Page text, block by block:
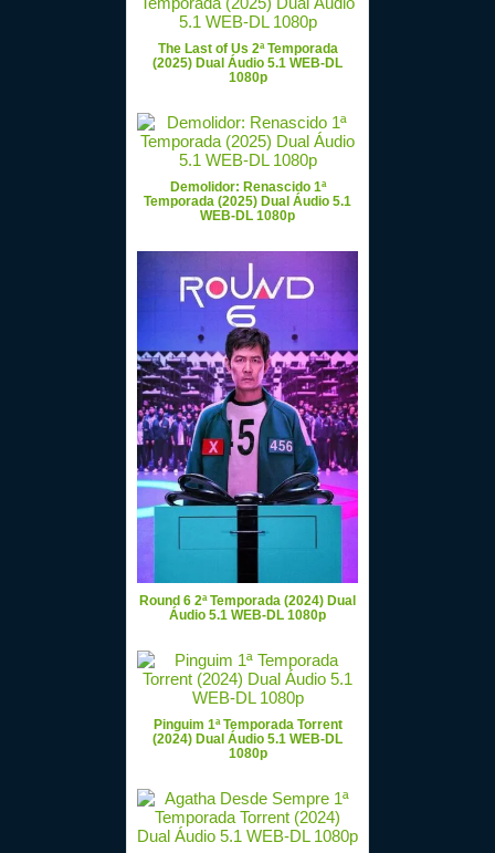
The Last of Us 2ª Temporada
(2025) Dual Áudio 5.1 WEB-DL
1080p
Demolidor: Renascido 1ª
Temporada (2025) Dual Áudio 5.1
WEB-DL 1080p
Round 6 2ª Temporada (2024) Dual
Áudio 5.1 WEB-DL 1080p
Pinguim 1ª Temporada Torrent
(2024) Dual Áudio 5.1 WEB-DL
1080p